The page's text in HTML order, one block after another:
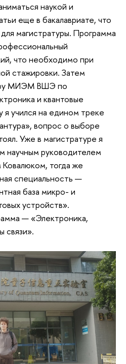
наукой и
еще в бакалавриате, что
магистратуры. Программа
что необходимо при
стажировки. Затем
МИЭМ ВШЭ по
и квантовые
я учился на едином треке
вопрос о выборе
Уже в магистратуре я
научным руководителем
тогда же
специальность —
база микро- и
устройств».
— «Электроника,
связи».